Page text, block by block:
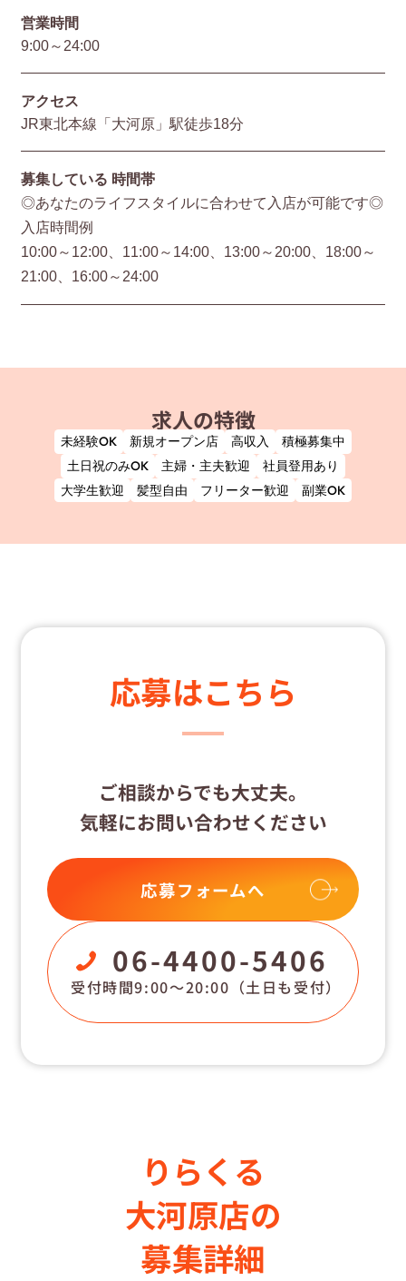
営業時間
9:00～24:00
アクセス
JR東北本線「大河原」駅徒歩18分
募集している 時間帯
◎あなたのライフスタイルに合わせて入店が可能です◎
入店時間例
10:00～12:00、11:00～14:00、13:00～20:00、18:00～
21:00、16:00～24:00
求人の特徴
未経験OK 新規オープン店 高収入
積極募集中
土日祝のみOK
主婦・主夫歓迎
社員登用あり
大学生歓迎
髪型自由 フリーター歓迎 副業OK
応募はこちら
ご相談からでも大丈夫。
気軽にお問い合わせください
応募フォームへ
06-4400-5406
受付時間9:00〜20:00 （土日も受付）
りらくる
大河原店の
募集詳細